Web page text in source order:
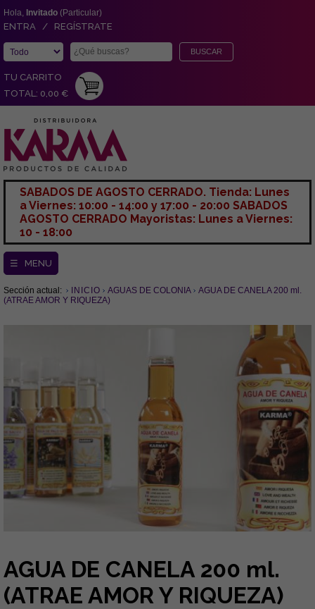
Hola, Invitado (Particular)
ENTRA / REGÍSTRATE
TU CARRITO
TOTAL: 0,00 €
SABADOS DE AGOSTO CERRADO. Tienda: Lunes
a Viernes: 10:00 - 14:00 y 17:00 - 20:00 SABADOS
AGOSTO CERRADO Mayoristas: Lunes a Viernes:
10 - 18:00
☰ MENU
Sección actual: INICIO AGUAS DE COLONIA
AGUA DE CANELA 200 ml.
(ATRAE AMOR Y RIQUEZA)
AGUA DE CANELA 200 ml.
(ATRAE AMOR Y RIQUEZA)